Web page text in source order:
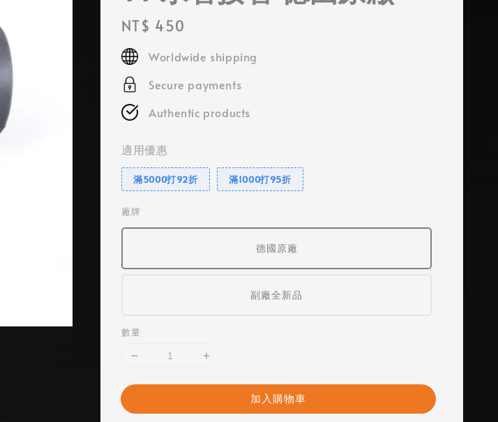
Regular
price
NT$ 450
Worldwide shipping
Secure payments
Authentic products
適用優惠
滿5000打92折 滿1000打95折
廠牌
德國原廠
副廠全新品
數量
加入購物車